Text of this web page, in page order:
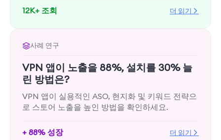
12K+ 조회 더 읽기
사례 연구
VPN 앱이 노출을 88%, 설치를 30% 늘
린 방법은?
VPN 앱이 실용적인 ASO, 현지화 및 키워드 전략으
로 스토어 노출을 높인 방법을 확인하세요.
+ 88% 성장 더 읽기